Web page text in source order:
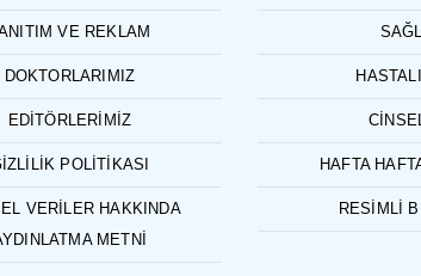
VE REKLAM
DOKTORLARIMIZ
EDITÖRLERIMIZ
POLITIKASI
VERILER HAKKINDA
METNI
HAFTA
RESIMLI